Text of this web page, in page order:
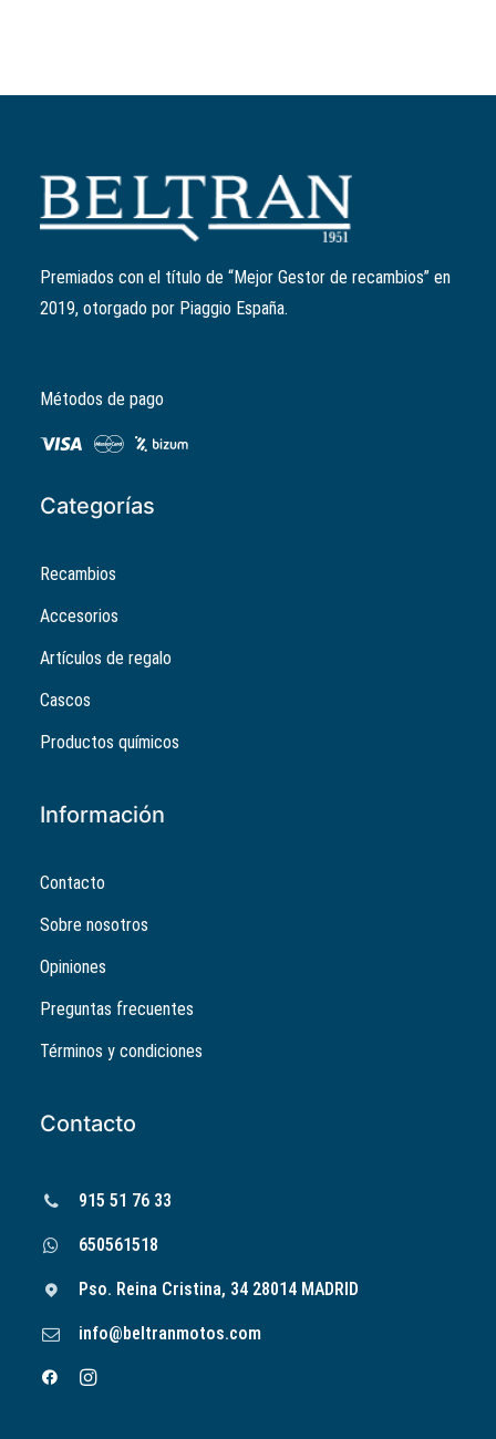
Kit parabrisas bajo Piaggio Medley ahumado
1B004692
Premiados con el título de “Mejor Gestor de recambios” en
2019, otorgado por Piaggio España.
Métodos de pago
Categorías
Recambios
Accesorios
Artículos de regalo
Cascos
Productos químicos
Información
Contacto
Sobre nosotros
Opiniones
Preguntas frecuentes
Términos y condiciones
Contacto
915 51 76 33
650561518
Pso. Reina Cristina, 34 28014 MADRID
info@beltranmotos.com